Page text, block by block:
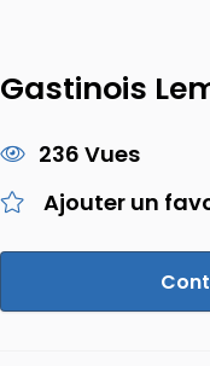
Gastinois
236 Vues
Ajouter un